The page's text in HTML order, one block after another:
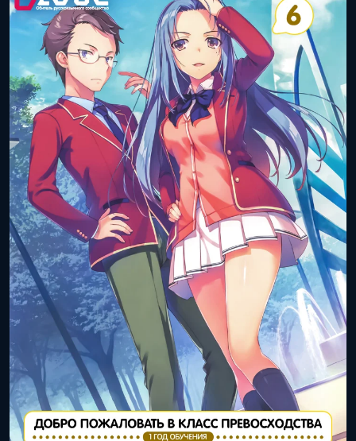
Дата выхода
(цифра):
31 октября 2017
года
Объём тома: 9
ISBN книги: 978-4-04-069458-0